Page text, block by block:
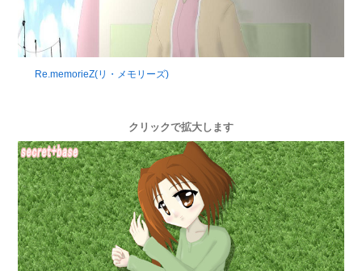
Re.memorieZ(リ・メモリーズ)
クリックで拡大します